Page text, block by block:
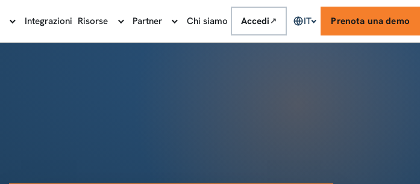
Integrazioni Risorse Partner Chi siamo Accedi ↗ IT Prenota una demo